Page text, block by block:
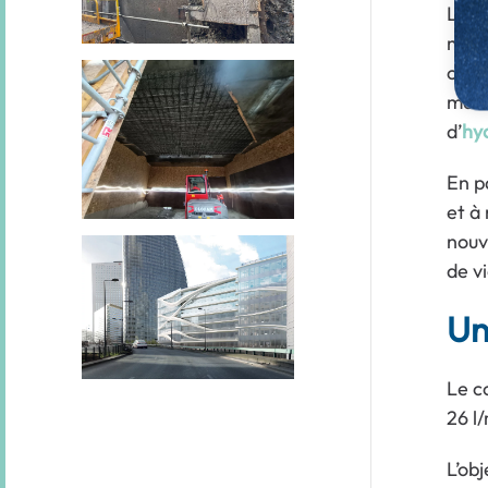
Le
mis
d’
En
et à
de
Le
26 l/